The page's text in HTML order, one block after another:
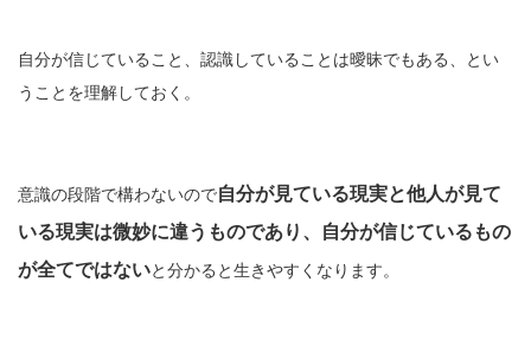
自分が信じていること、認識していることは曖昧でもある、とい
うことを理解しておく。
意識の段階で構わないので自分が見ている現実と他人が見て
いる現実は微妙に違うものであり、自分が信じているもの
が全てではないと分かると生きやすくなります。